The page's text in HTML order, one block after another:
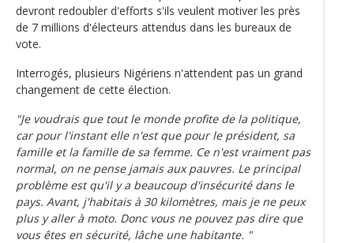
devront redoubler d'efforts s'ils veulent motiver les près
de 7 millions d'électeurs attendus dans les bureaux de
vote.
Interrogés, plusieurs Nigériens n'attendent pas un grand
changement de cette élection.
"Je voudrais que tout le monde profite de la politique,
car pour l'instant elle n'est que pour le président, sa
famille et la famille de sa femme. Ce n'est vraiment pas
normal, on ne pense jamais aux pauvres. Le principal
problème est qu'il y a beaucoup d'insécurité dans le
pays. Avant, j'habitais à 30 kilomètres, mais je ne peux
plus y aller à moto. Donc vous ne pouvez pas dire que
vous êtes en sécurité, lâche une habitante. "